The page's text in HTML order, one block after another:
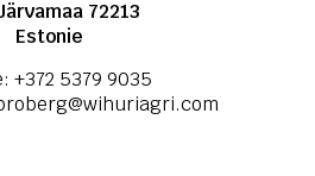
72213
Estonie
+372 5379 9035